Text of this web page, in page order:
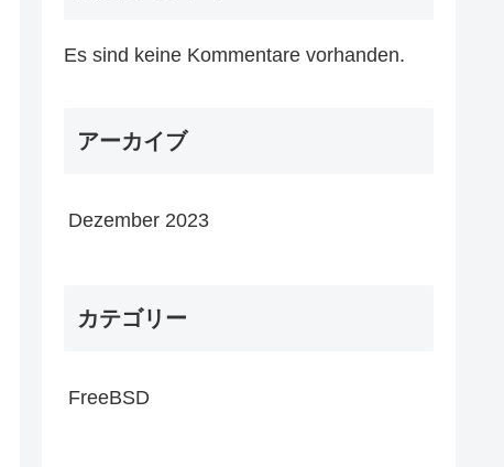
Es sind keine Kommentare vorhanden.
アーカイブ
Dezember 2023
カテゴリー
FreeBSD